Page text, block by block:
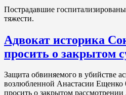
Пострадавшие
тяжести.
Адвокат историка
просить о закрытом
Защита обвиняемого в убийстве
возлюбленной Анастасии Ещенко
просить о закрытом